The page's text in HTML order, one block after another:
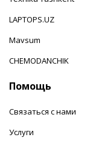
LAPTOPS.UZ
Mavsum
CHEMODANCHIK
Помощь
Связаться с нами
Услуги